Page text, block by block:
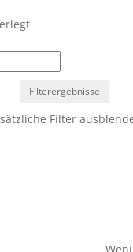
Filterergebnisse
Filter